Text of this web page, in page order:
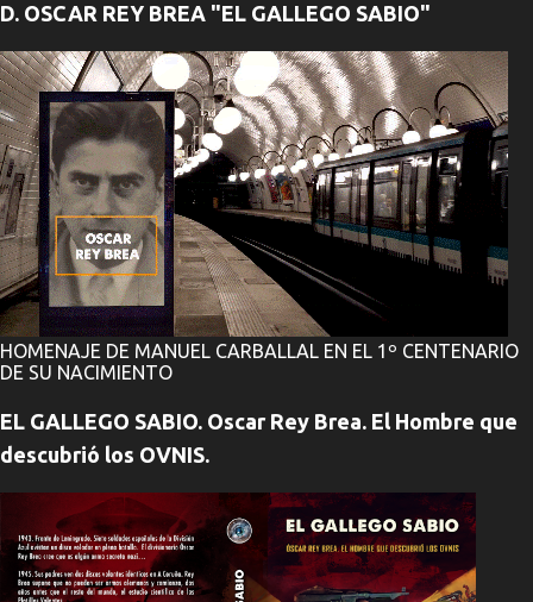
D. OSCAR REY BREA "EL GALLEGO SABIO"
HOMENAJE DE MANUEL CARBALLAL EN EL 1º CENTENARIO
DE SU NACIMIENTO
EL GALLEGO SABIO. Oscar Rey Brea. El Hombre que
descubrió los OVNIS.